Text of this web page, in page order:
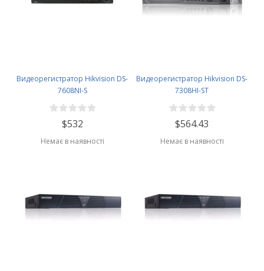
Видеорегистратор Hikvision DS-
7608NI-S
$532
Немає в наявності
Видеорегистратор Hikvision DS-
7308HI-ST
$564.43
Немає в наявності